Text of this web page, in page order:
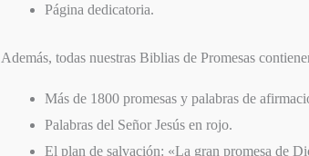
Página dedicatoria.
Además, todas nuestras Biblias de Promesas
Más de 1800 promesas y palabras de
Palabras del Señor Jesús en rojo.
El plan de salvación: «La gran promesa de